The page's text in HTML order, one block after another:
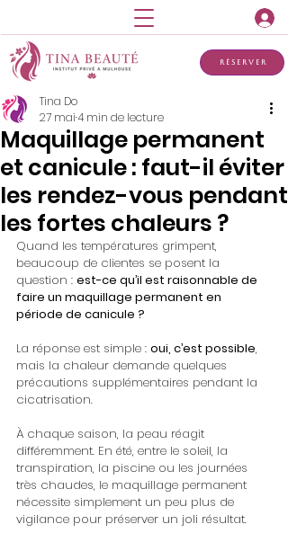
Réserver
Maquillage permanent
et canicule : faut-il éviter
les rendez-vous pendant
les fortes chaleurs ?
Tina Do
27 mai4 min de lecture
Quand les températures grimpent,
beaucoup de clientes se posent la
question : est-ce qu’il est raisonnable de
faire un maquillage permanent en
période de canicule ?
La réponse est simple : oui, c’est possible,
mais la chaleur demande quelques
précautions supplémentaires pendant la
cicatrisation.
À chaque saison, la peau réagit
différemment. En été, entre le soleil, la
transpiration, la piscine ou les journées
très chaudes, le maquillage permanent
nécessite simplement un peu plus de
vigilance pour préserver un joli résultat.